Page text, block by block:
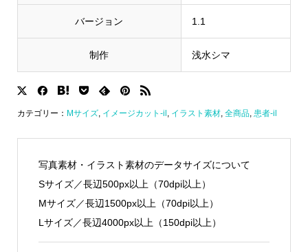
バージョン 1.1
制作 浅水シマ
カテゴリー： Mサイズ, イメージカット-il, イラスト素材, 全商品, 患者-il
写真素材・イラスト素材のデータサイズについて
Sサイズ／長辺500px以上（70dpi以上）
Mサイズ／長辺1500px以上（70dpi以上）
Lサイズ／長辺4000px以上（150dpi以上）